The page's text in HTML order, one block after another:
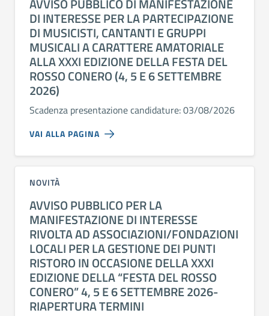
DI INTERESSE PER LA PARTECIPAZIONE
DI MUSICISTI, CANTANTI E GRUPPI
MUSICALI A CARATTERE AMATORIALE
ALLA XXXI EDIZIONE DELLA FESTA DEL
ROSSO CONERO (4, 5 E 6 SETTEMBRE
2026)
Scadenza presentazione candidature: 03/08/2026
VAI ALLA PAGINA
NOVITÀ
AVVISO PUBBLICO PER LA
MANIFESTAZIONE DI INTERESSE
RIVOLTA AD ASSOCIAZIONI/FONDAZIONI
LOCALI PER LA GESTIONE DEI PUNTI
RISTORO IN OCCASIONE DELLA XXXI
EDIZIONE DELLA “FESTA DEL ROSSO
CONERO” 4, 5 E 6 SETTEMBRE 2026-
RIAPERTURA TERMINI